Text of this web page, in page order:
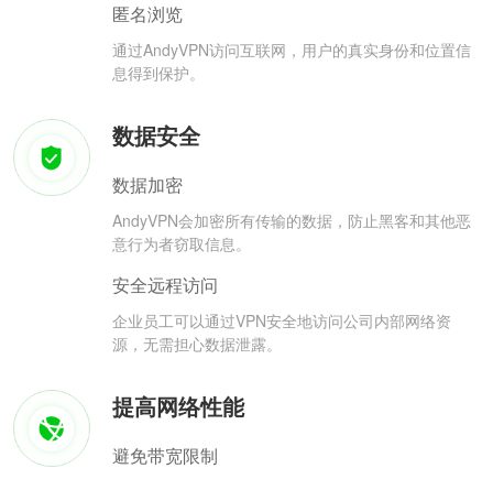
匿名浏览
通过AndyVPN访问互联网，用户的真实身份和位置信
息得到保护。
数据安全
数据加密
AndyVPN会加密所有传输的数据，防止黑客和其他恶
意行为者窃取信息。
安全远程访问
企业员工可以通过VPN安全地访问公司内部网络资
源，无需担心数据泄露。
提高网络性能
避免带宽限制